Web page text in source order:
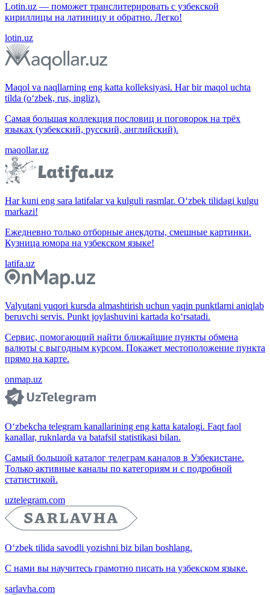
Lotin.uz — поможет транслитерировать с узбекской
кириллицы на латиницу и обратно. Легко!
lotin.uz
Maqol va naqllarning eng katta kolleksiyasi. Har bir maqol uchta
tilda (o‘zbek, rus, ingliz).
Самая большая коллекция пословиц и поговорок на трёх
языках (узбекский, русский, английский).
maqollar.uz
Har kuni eng sara latifalar va kulguli rasmlar. O‘zbek tilidagi kulgu
markazi!
Ежедневно только отборные анекдоты, смешные картинки.
Кузница юмора на узбекском языке!
latifa.uz
Valyutani yuqori kursda almashtirish uchun yaqin punktlarni aniqlab
beruvchi servis. Punkt joylashuvini kartada ko‘rsatadi.
Сервис, помогающий найти ближайшие пункты обмена
валюты с выгодным курсом. Покажет местоположение пункта
прямо на карте.
onmap.uz
O‘zbekcha telegram kanallarining eng katta katalogi. Faqt faol
kanallar, ruknlarda va batafsil statistikasi bilan.
Самый большой каталог телеграм каналов в Узбекистане.
Только активные каналы по категориям и с подробной
статистикой.
uztelegram.com
O‘zbek tilida savodli yozishni biz bilan boshlang.
С нами вы научитесь грамотно писать на узбекском языке.
sarlavha.com